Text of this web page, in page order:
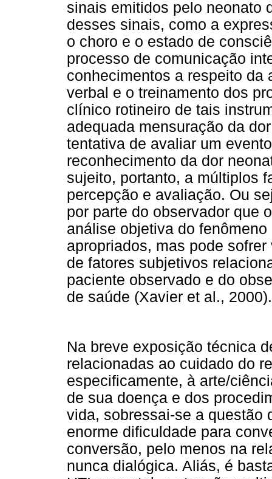
sinais emitidos pelo neonato
desses sinais, como a
o choro e o estado de
processo de comunicação
conhecimentos a respeito da
verbal e o treinamento dos
clínico rotineiro de tais
adequada mensuração da
tentativa de avaliar um
reconhecimento da dor
sujeito, portanto, a múltiplos
percepção e avaliação. Ou
por parte do observador que
análise objetiva do
apropriados, mas pode
de fatores subjetivos
paciente observado e do
de saúde (Xavier et al., 2000).
Na breve exposição técnica
relacionadas ao cuidado do
especificamente, à arte/
de sua doença e dos
vida, sobressai-se a questão
enorme dificuldade para
conversão, pelo menos na
nunca dialógica. Aliás, é